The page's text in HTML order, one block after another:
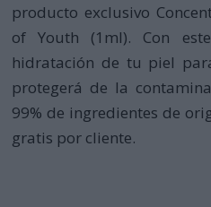
producto exclusivo
of Youth (1ml). Con
hidratación de tu piel
protegerá de la
99% de ingredientes de
gratis por cliente.